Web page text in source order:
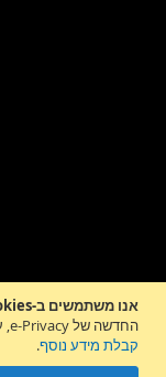
אנו משתמשים ב-Cookies כדי לשפר את החוויה שלך.
החדשה של e-Privacy, עלינו לבקש את הסכמתך להגדיר את ה-Cookies.
קבלת מידע נוסף.
Sign